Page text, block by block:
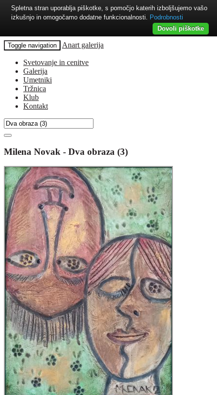
Toggle navigation Anart galerija
Svetovanje in cenitve
Galerija
Umetniki
Tržnica
Klub
Kontakt
Milena Novak - Dva obraza (3)
Spletna stran uporablja piškotke, s pomočjo katerih izboljšujemo vašo
izkušnjo in omogočamo dodatne funkcionalnosti. Podrobnosti
Dovoli piškotke